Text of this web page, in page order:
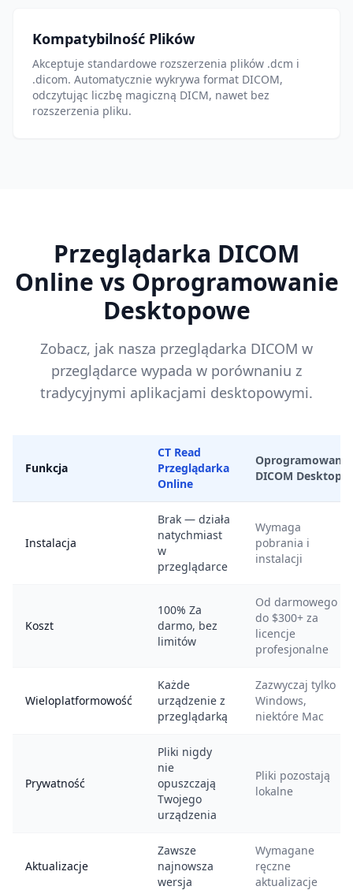
Kompatybilność Plików
Akceptuje standardowe rozszerzenia plików .dcm i
.dicom. Automatycznie wykrywa format DICOM,
odczytując liczbę magiczną DICM, nawet bez
rozszerzenia pliku.
Przeglądarka DICOM
Online vs Oprogramowanie
Desktopowe
Zobacz, jak nasza przeglądarka DICOM w
przeglądarce wypada w porównaniu z
tradycyjnymi aplikacjami desktopowymi.
Funkcja
CT Read
Przeglądarka
Online
Oprogramowanie
DICOM Desktop
Instalacja
Brak — działa
natychmiast
w
przeglądarce
Wymaga
pobrania i
instalacji
Koszt
100% Za
darmo, bez
limitów
Od darmowego
do $300+ za
licencje
profesjonalne
Wieloplatformowość
Każde
urządzenie z
przeglądarką
Zazwyczaj tylko
Windows,
niektóre Mac
Prywatność
Pliki nigdy
nie
opuszczają
Twojego
urządzenia
Pliki pozostają
lokalne
Aktualizacje
Zawsze
najnowsza
wersja
Wymagane
ręczne
aktualizacje